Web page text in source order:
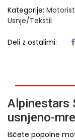
Kategorije:
Usnje/Tekstil
Deli z ostalimi:
Alpinestars
usnjeno-
Iščete popolne